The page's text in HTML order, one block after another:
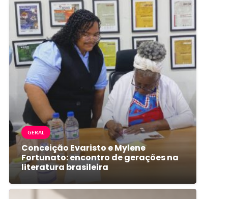
GERAL
Conceição Evaristo e Mylene
Fortunato: encontro de gerações na
literatura brasileira